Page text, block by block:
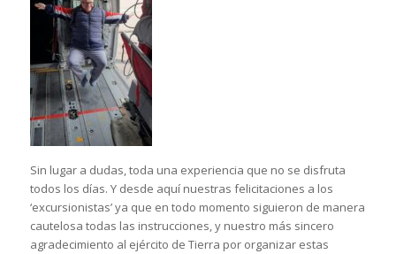
Sin lugar a dudas, toda una experiencia que no se disfruta
todos los días. Y desde aquí nuestras felicitaciones a los
‘excursionistas’ ya que en todo momento siguieron de manera
cautelosa todas las instrucciones, y nuestro más sincero
agradecimiento al ejército de Tierra por organizar estas